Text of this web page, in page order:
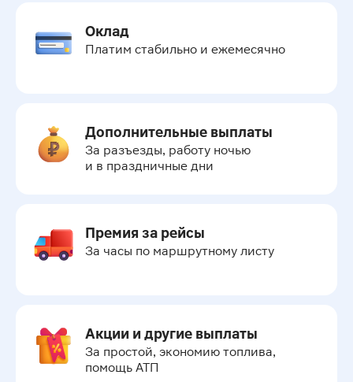
Оклад
Платим стабильно и ежемесячно
Дополнительные выплаты
За разъезды, работу ночью
и в праздничные дни
Премия за рейсы
За часы по маршрутному листу
Акции и другие выплаты
За простой, экономию топлива,
помощь АТП